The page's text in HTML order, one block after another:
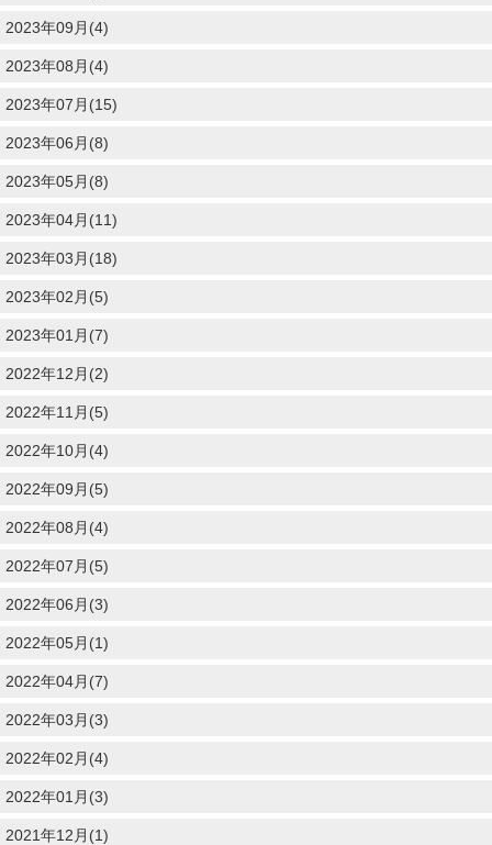
2023年09月(4)
2023年08月(4)
2023年07月(15)
2023年06月(8)
2023年05月(8)
2023年04月(11)
2023年03月(18)
2023年02月(5)
2023年01月(7)
2022年12月(2)
2022年11月(5)
2022年10月(4)
2022年09月(5)
2022年08月(4)
2022年07月(5)
2022年06月(3)
2022年05月(1)
2022年04月(7)
2022年03月(3)
2022年02月(4)
2022年01月(3)
2021年12月(1)